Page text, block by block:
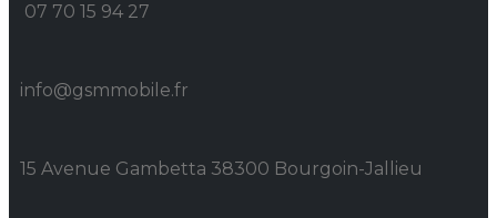
07 70 15 94 27
info@gsmmobile.fr
15 Avenue Gambetta 38300 Bourgoin-Jallieu